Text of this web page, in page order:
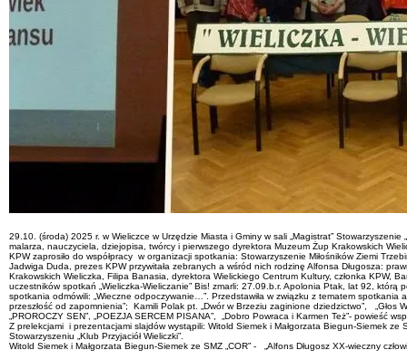
29.10. (środa) 2025 r. w Wieliczce w Urzędzie Miasta i Gminy w sali „Magistrat”
malarza, nauczyciela, dziejopisa, twórcy i pierwszego dyrektora Muzeum Żup Krakowskich
KPW zaprosiło do współpracy w organizacji spotkania: Stowarzyszenie Miłośników Ziemi
Jadwiga Duda, prezes KPW przywitała zebranych a wśród nich rodzinę Alfonsa Długosza:
Krakowskich Wieliczka, Filipa Banasia, dyrektora Wielickiego Centrum Kultury, członka KPW,
uczestników spotkań „Wieliczka-Wieliczanie” Bis! zmarli: 27.09.b.r. Apolonia Ptak, lat 92,
spotkania odmówili: „Wieczne odpoczywanie…”. Przedstawiła w związku z tematem
przeszłość od zapomnienia”; Kamili Polak pt. „Dwór w Brzeziu zaginione dziedzictwo”,
„PROROCZY SEN”, „POEZJA SERCEM PISANA”, „Dobro Powraca i Karmen Też”- powieść
Z prelekcjami i prezentacjami slajdów wystąpili: Witold Siemek i Małgorzata Biegun-Siemek ze
Stowarzyszeniu „Klub Przyjaciół Wieliczki”.
Witold Siemek i Małgorzata Biegun-Siemek ze SMZ „COR” - „Alfons Długosz XX-wieczny